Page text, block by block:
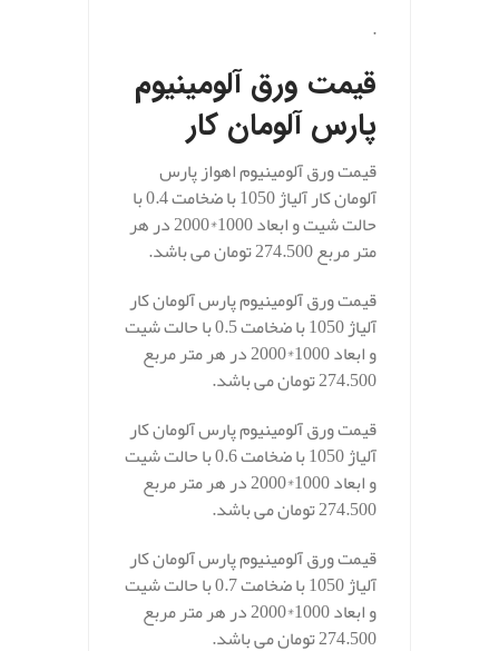
.
قیمت ورق آلومینیوم
پارس آلومان کار
قیمت ورق آلومینیوم اهواز پارس
آلومان کار آلیاژ 1050 با ضخامت 0.4 با
حالت شیت و ابعاد 1000*2000 در هر
متر مربع 274.500 تومان می باشد.
قیمت ورق آلومینیوم پارس آلومان کار
آلیاژ 1050 با ضخامت 0.5 با حالت شیت
و ابعاد 1000*2000 در هر متر مربع
274.500 تومان می باشد.
قیمت ورق آلومینیوم پارس آلومان کار
آلیاژ 1050 با ضخامت 0.6 با حالت شیت
و ابعاد 1000*2000 در هر متر مربع
274.500 تومان می باشد.
قیمت ورق آلومینیوم پارس آلومان کار
آلیاژ 1050 با ضخامت 0.7 با حالت شیت
و ابعاد 1000*2000 در هر متر مربع
274.500 تومان می باشد.